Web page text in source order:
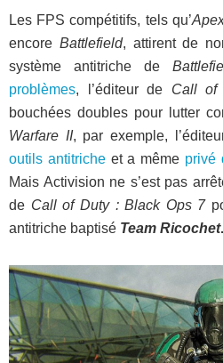
Les FPS compétitifs, tels qu’
encore Battlefield, attirent de
système antitriche de
problèmes, l’éditeur de Call of
bouchées doubles pour lutter
Warfare II, par exemple,
outils antitricheet a même privé
Mais Activision ne s’est pas
de Call of Duty : Black Ops 7
antitriche baptisé Team Ricochet.